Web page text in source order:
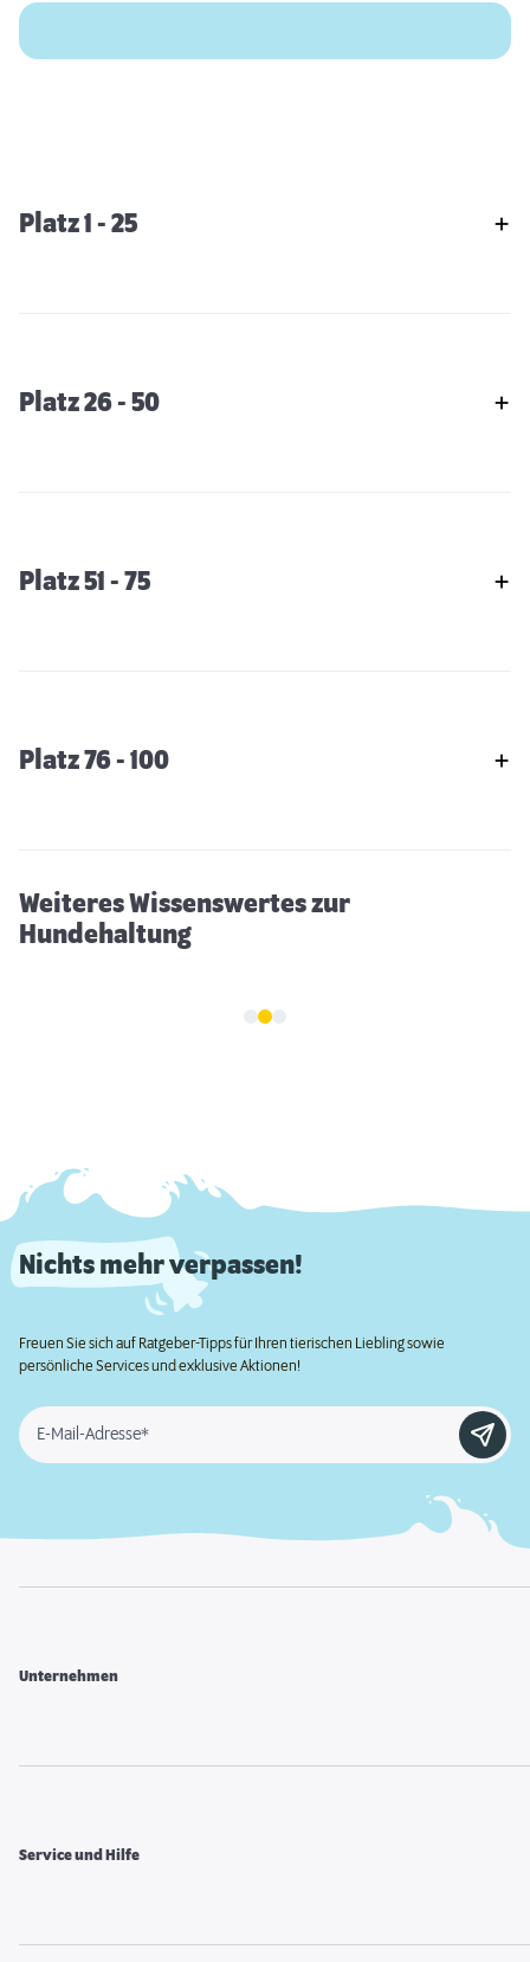
Platz 1 - 25
Platz 26 - 50
Platz 51 - 75
Platz 76 - 100
Weiteres Wissenswertes zur
Hundehaltung
Nichts mehr verpassen!
Freuen Sie sich auf Ratgeber-Tipps für Ihren tierischen Liebling sowie
persönliche Services und exklusive Aktionen!
E-Mail-Adresse*
Unternehmen
Service und Hilfe